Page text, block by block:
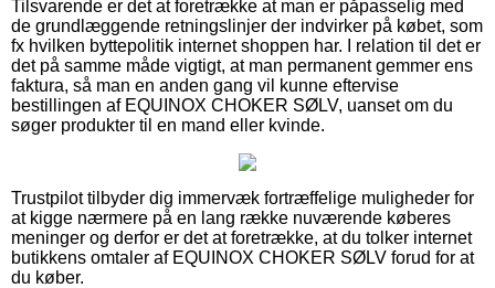
Tilsvarende er det at foretrække at man er påpasselig med
de grundlæggende retningslinjer der indvirker på købet, som
fx hvilken byttepolitik internet shoppen har. I relation til det er
det på samme måde vigtigt, at man permanent gemmer ens
faktura, så man en anden gang vil kunne eftervise
bestillingen af EQUINOX CHOKER SØLV, uanset om du
søger produkter til en mand eller kvinde.
Trustpilot tilbyder dig immervæk fortræffelige muligheder for
at kigge nærmere på en lang række nuværende køberes
meninger og derfor er det at foretrække, at du tolker internet
butikkens omtaler af EQUINOX CHOKER SØLV forud for at
du køber.